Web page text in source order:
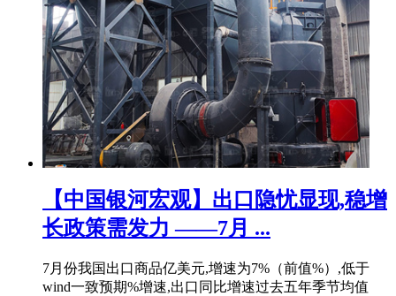
【中国银河宏观】出口隐忧显现,稳增
长政策需发力 ——7月 ...
7月份我国出口商品亿美元,增速为7%（前值%）,低于
wind一致预期%增速,出口同比增速过去五年季节均值